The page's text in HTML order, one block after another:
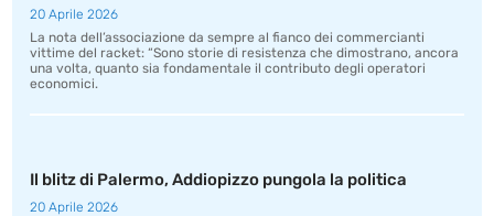
20 Aprile 2026
La nota dell’associazione da sempre al fianco dei commercianti
vittime del racket: “Sono storie di resistenza che dimostrano, ancora
una volta, quanto sia fondamentale il contributo degli operatori
economici.
Il blitz di Palermo, Addiopizzo pungola la politica
20 Aprile 2026